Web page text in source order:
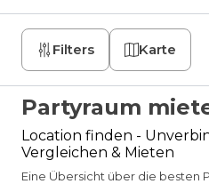
Filters Karte
Partyraum
Location finden -
Vergleichen & Mieten
Eine Übersicht über die besten